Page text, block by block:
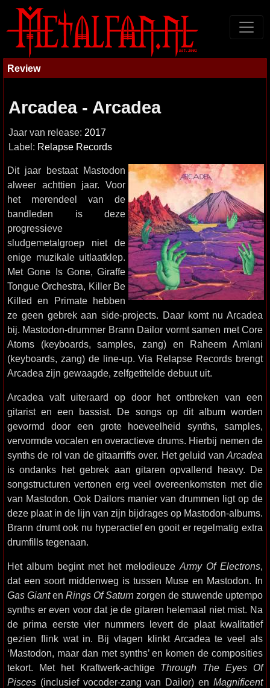
Review
Arcadea - Arcadea
Jaar van release: 2017
Label: Relapse Records
Dit jaar bestaat Mastodon
alweer achttien jaar. Voor
het merendeel van de
bandleden is deze
progressieve
sludgemetalgroep niet de
enige muzikale uitlaatklep.
Met Gone Is Gone, Giraffe
Tongue Orchestra, Killer Be
Killed en Primate hebben
ze geen gebrek aan side-projects. Daar komt nu Arcadea
bij. Mastodon-drummer Brann Dailor vormt samen met Core
Atoms (keyboards, samples, zang) en Raheem Amlani
(keyboards, zang) de line-up. Via Relapse Records brengt
Arcadea zijn gewaagde, zelfgetitelde debuut uit.
Arcadea valt uiteraard op door het ontbreken van een
gitarist en een bassist. De songs op dit album worden
gevormd door een grote hoeveelheid synths, samples,
vervormde vocalen en overactieve drums. Hierbij nemen de
synths de rol van de gitaarriffs over. Het geluid van Arcadea
is ondanks het gebrek aan gitaren opvallend heavy. De
songstructuren vertonen erg veel overeenkomsten met die
van Mastodon. Ook Dailors manier van drummen ligt op de
deze plaat in de lijn van zijn bijdrages op Mastodon-albums.
Brann drumt ook nu hyperactief en gooit er regelmatig extra
drumfills tegenaan.
Het album begint met het melodieuze Army Of Electrons,
dat een soort middenweg is tussen Muse en Mastodon. In
Gas Gianten Rings Of Saturn zorgen de stuwende uptempo
synths er even voor dat je de gitaren helemaal niet mist. Na
de prima eerste vier nummers levert de plaat kwalitatief
gezien flink wat in. Bij vlagen klinkt Arcadea te veel als
‘Mastodon, maar dan met synths’ en komen de composities
tekort. Met het Kraftwerk-achtige Through The Eyes Of
Pisces (inclusief vocoder-zang van Dailor) en Magnificent